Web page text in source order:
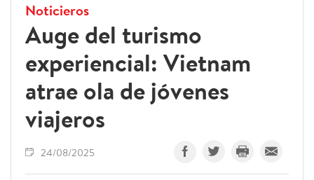
Noticieros
Auge del turismo
experiencial: Vietnam
atrae ola de jóvenes
viajeros
24/08/2025